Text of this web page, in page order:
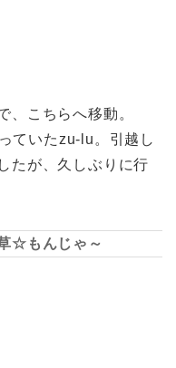
こちらへ移動。
ていたzu-lu。引越し
たが、久しぶりに行
☆もんじゃ～